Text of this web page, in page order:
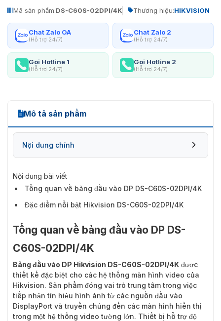
Mã sản phẩm:DS-C60S-02DPI/4K Thương hiệu:HIKVISION
Chat Zalo OA
(Hỗ trợ 24/7)
Chat Zalo 2
(Hỗ trợ 24/7)
Gọi Hotline 1
(Hỗ trợ 24/7)
Gọi Hotline 2
(Hỗ trợ 24/7)
Mô tả sản phẩm
Nội dung chính
Nội dung bài viết
Tổng quan về bảng đầu vào DP DS-C60S-02DPI/4K
Đặc điểm nổi bật Hikvision DS-C60S-02DPI/4K
Tổng quan về bảng đầu vào DP DS-
C60S-02DPI/4K
Bảng đầu vào DP Hikvision DS-C60S-02DPI/4K được
thiết kế đặc biệt cho các hệ thống màn hình video của
Hikvision. Sản phẩm đóng vai trò trung tâm trong việc
tiếp nhận tín hiệu hình ảnh từ các nguồn đầu vào
DisplayPort và truyền chúng đến các màn hình hiển thị
trong một hệ thống video tường lớn. Thiết bị hỗ trợ độ